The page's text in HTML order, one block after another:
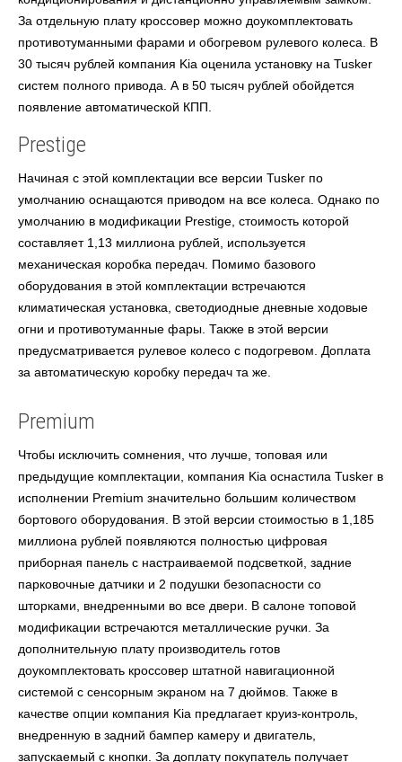
За отдельную плату кроссовер можно доукомплектовать
противотуманными фарами и обогревом рулевого колеса. В
30 тысяч рублей компания Kia оценила установку на Tusker
систем полного привода. А в 50 тысяч рублей обойдется
появление автоматической КПП.
Prestige
Начиная с этой комплектации все версии Tusker по
умолчанию оснащаются приводом на все колеса. Однако по
умолчанию в модификации Prestige, стоимость которой
составляет 1,13 миллиона рублей, используется
механическая коробка передач. Помимо базового
оборудования в этой комплектации встречаются
климатическая установка, светодиодные дневные ходовые
огни и противотуманные фары. Также в этой версии
предусматривается рулевое колесо с подогревом. Доплата
за автоматическую коробку передач та же.
Premium
Чтобы исключить сомнения, что лучше, топовая или
предыдущие комплектации, компания Kia оснастила Tusker в
исполнении Premium значительно большим количеством
бортового оборудования. В этой версии стоимостью в 1,185
миллиона рублей появляются полностью цифровая
приборная панель с настраиваемой подсветкой, задние
парковочные датчики и 2 подушки безопасности со
шторками, внедренными во все двери. В салоне топовой
модификации встречаются металлические ручки. За
дополнительную плату производитель готов
доукомплектовать кроссовер штатной навигационной
системой с сенсорным экраном на 7 дюймов. Также в
качестве опции компания Kia предлагает круиз-контроль,
внедренную в задний бампер камеру и двигатель,
запускаемый с кнопки. За доплату покупатель получает